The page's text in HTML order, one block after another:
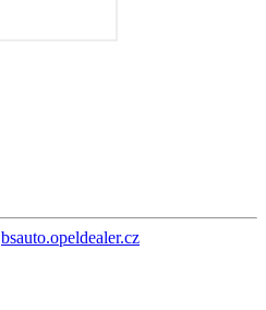
bsauto.opeldealer.cz